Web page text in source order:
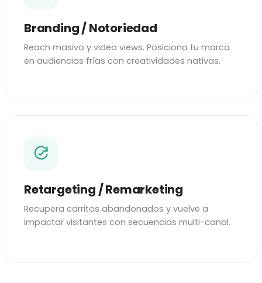
Branding / Notoriedad
Reach masivo y video views. Posiciona tu marca
en audiencias frías con creatividades nativas.
Retargeting / Remarketing
Recupera carritos abandonados y vuelve a
impactar visitantes con secuencias multi-canal.